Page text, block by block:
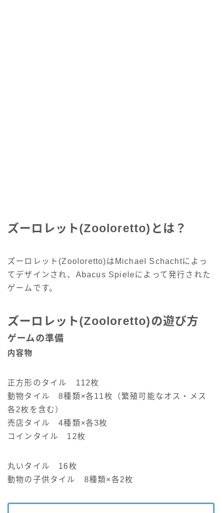
ズーロレット(Zooloretto)とは？
ズーロレット(Zooloretto)はMichael Schachtによっ
てデザインされ、Abacus Spieleによって発行された
ゲームです。
ズーロレット(Zooloretto)の遊び方
ゲームの準備
内容物
正方形のタイル 112枚
動物タイル 8種類×各11枚（繁殖可能なオス・メス
各2枚を含む）
売店タイル 4種類×各3枚
コインタイル 12枚
丸いタイル 16枚
動物の子供タイル 8種類×各2枚